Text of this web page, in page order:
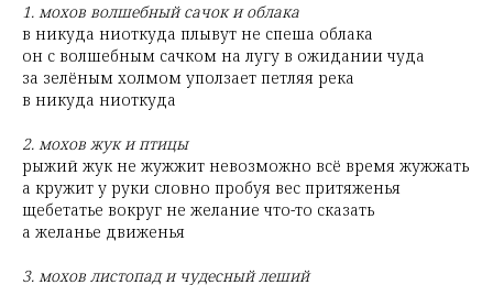
1. мохов волшебный сачок и облака
в никуда ниоткуда плывут не спеша облака
он с волшебным сачком на лугу в ожидании чуда
за зелёным холмом уползает петляя река
в никуда ниоткуда
2. мохов жук и птицы
рыжий жук не жужжит невозможно всё время жужжать
а кружит у руки словно пробуя вес притяженья
щебетатье вокруг не желание что-то сказать
а желанье движенья
3. мохов листопад и чудесный леший